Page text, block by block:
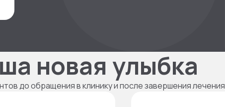
новая улыбка
до обращения в клинику и после завершения лечения